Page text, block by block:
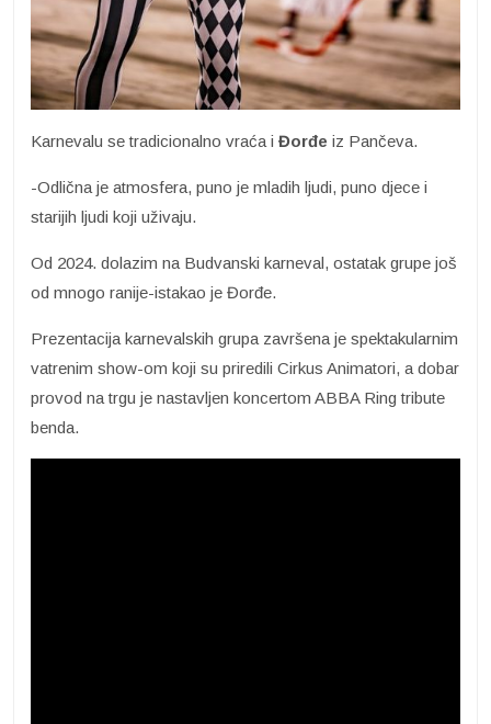
Karnevalu se tradicionalno vraća i Đorđe iz Pančeva.
-Odlična je atmosfera, puno je mladih ljudi, puno djece i
starijih ljudi koji uživaju.
Od 2024. dolazim na Budvanski karneval, ostatak grupe još
od mnogo ranije-istakao je Đorđe.
Prezentacija karnevalskih grupa završena je spektakularnim
vatrenim show-om koji su priredili Cirkus Animatori, a dobar
provod na trgu je nastavljen koncertom ABBA Ring tribute
benda.